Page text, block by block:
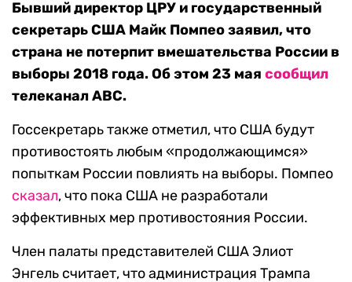
Бывший директор ЦРУ и государственный
секретарь США Майк Помпео заявил, что
страна не потерпит вмешательства России в
выборы 2018 года. Об этом 23 мая сообщил
телеканал ABC.
Госсекретарь также отметил, что США будут
противостоять любым «продолжающимся»
попыткам России повлиять на выборы. Помпео
сказал, что пока США не разработали
эффективных мер противостояния России.
Член палаты представителей США Элиот
Энгель считает, что администрация Трампа